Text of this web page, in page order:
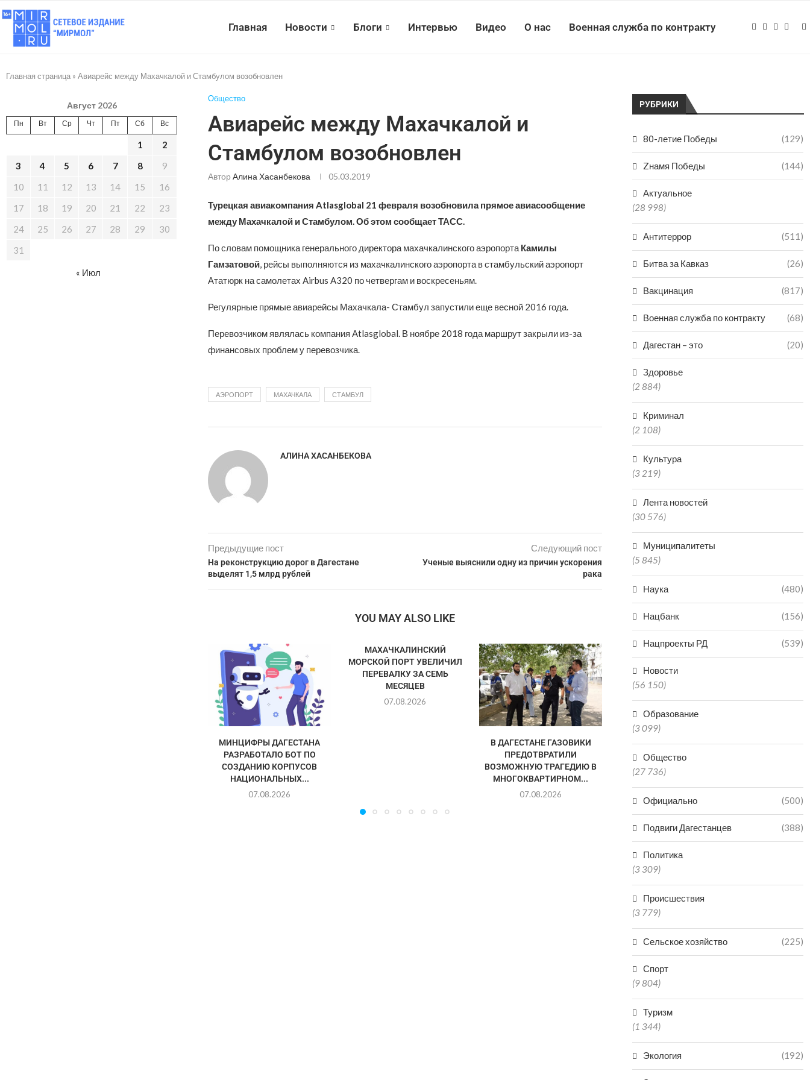
Главная Новости Блоги Интервью Видео О нас Военная служба по контракту
Главная страница » Авиарейс между Махачкалой и Стамбулом возобновлен
Общество
Авиарейс между Махачкалой и
Стамбулом возобновлен
Автор Алина Хасанбекова 05.03.2019
Турецкая авиакомпания Atlasglobal 21 февраля возобновила прямое авиасообщение
между Махачкалой и Стамбулом. Об этом сообщает ТАСС.
По словам помощника генерального директора махачкалинского аэропорта Камилы
Гамзатовой, рейсы выполняются из махачкалинского аэропорта в стамбульский аэропорт
Ататюрк на самолетах Airbus A320 по четвергам и воскресеньям.
Регулярные прямые авиарейсы Махачкала- Стамбул запустили еще весной 2016 года.
Перевозчиком являлась компания Atlasglobal. В ноябре 2018 года маршрут закрыли из-за
финансовых проблем у перевозчика.
АЭРОПОРТ МАХАЧКАЛА СТАМБУЛ
АЛИНА ХАСАНБЕКОВА
Предыдущие пост
На реконструкцию дорог в Дагестане
выделят 1,5 млрд рублей
Следующий пост
Ученые выяснили одну из причин ускорения
рака
YOU MAY ALSO LIKE
МИНЦИФРЫ ДАГЕСТАНА
РАЗРАБОТАЛО БОТ ПО
СОЗДАНИЮ КОРПУСОВ
НАЦИОНАЛЬНЫХ...
07.08.2026
МАХАЧКАЛИНСКИЙ
МОРСКОЙ ПОРТ УВЕЛИЧИЛ
ПЕРЕВАЛКУ ЗА СЕМЬ
МЕСЯЦЕВ
07.08.2026
В ДАГЕСТАНЕ ГАЗОВИКИ
ПРЕДОТВРАТИЛИ
ВОЗМОЖНУЮ ТРАГЕДИЮ В
МНОГОКВАРТИРНОМ...
07.08.2026
В «КОМАНДУ ДАГЕСТАНА»
ПОДАЛИ ЗАЯВКИ НА УЧАСТИЕ
3500...
ДАГЕСТАН
РУБРИКИ
80-летие Победы (129)
Zнамя Победы (144)
Актуальное
(28 998)
Антитеррор (511)
Битва за Кавказ (26)
Вакцинация (817)
Военная служба по контракту (68)
Дагестан – это (20)
Здоровье
(2 884)
Криминал
(2 108)
Культура
(3 219)
Лента новостей
(30 576)
Муниципалитеты
(5 845)
Наука (480)
Нацбанк (156)
Нацпроекты РД (539)
Новости
(56 150)
Образование
(3 099)
Общество
(27 736)
Официально (500)
Подвиги Дагестанцев (388)
Политика
(3 309)
Происшествия
(3 779)
Сельское хозяйство (225)
Спорт
(9 804)
Туризм
(1 344)
Экология (192)
Август 2026
Пн Вт Ср Чт Пт Сб Вс
1
2
3
4 5 6 7 8
9
10
11 12 13 14 15
16
17
18 19 20 21 22
23
24
25 26 27 28 29
30
31
« Июл